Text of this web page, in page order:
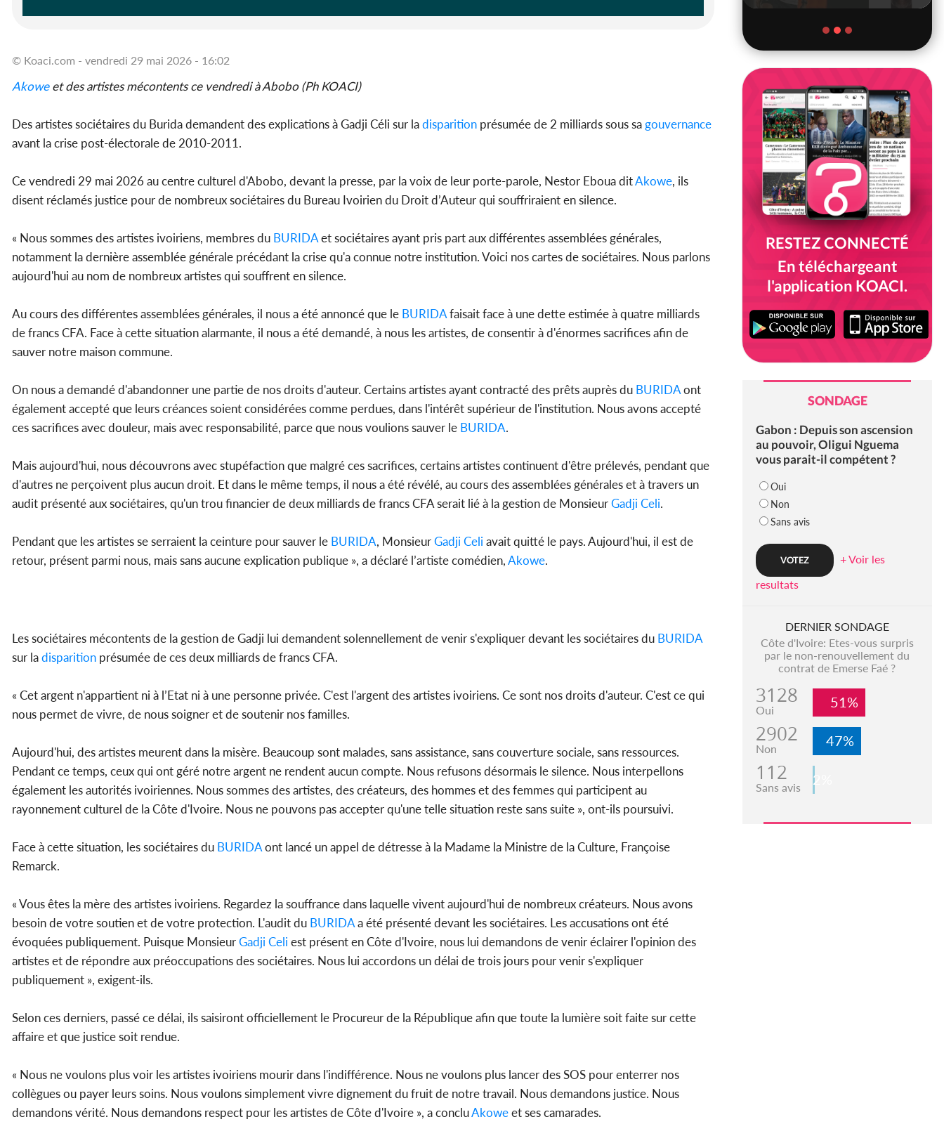
© Koaci.com - vendredi 29 mai 2026 - 16:02
Akoweet des artistes mécontents ce vendredi à Abobo (Ph KOACI)
Des artistes sociétaires du Burida demandent des explications à Gadji Céli sur ladisparition présumée de 2 milliards sous sagouvernance
avant la crise post-électorale de 2010-2011.
Ce vendredi 29 mai 2026 au centre culturel d'Abobo, devant la presse, par la voix de leur porte-parole, Nestor Eboua ditAkowe, ils
disent réclamés justice pour de nombreux sociétaires du Bureau Ivoirien du Droit d’Auteur qui souffriraient en silence.
« Nous sommes des artistes ivoiriens, membres du BURIDAet sociétaires ayant pris part aux différentes assemblées générales,
notamment la dernière assemblée générale précédant la crise qu'a connue notre institution. Voici nos cartes de sociétaires. Nous parlons
aujourd'hui au nom de nombreux artistes qui souffrent en silence.
Au cours des différentes assemblées générales, il nous a été annoncé que le BURIDAfaisait face à une dette estimée à quatre milliards
de francs CFA. Face à cette situation alarmante, il nous a été demandé, à nous les artistes, de consentir à d'énormes sacrifices afin de
sauver notre maison commune.
On nous a demandé d'abandonner une partie de nos droits d'auteur. Certains artistes ayant contracté des prêts auprès du BURIDAont
également accepté que leurs créances soient considérées comme perdues, dans l'intérêt supérieur de l'institution. Nous avons accepté
ces sacrifices avec douleur, mais avec responsabilité, parce que nous voulions sauver le BURIDA.
Mais aujourd'hui, nous découvrons avec stupéfaction que malgré ces sacrifices, certains artistes continuent d'être prélevés, pendant que
d'autres ne perçoivent plus aucun droit. Et dans le même temps, il nous a été révélé, au cours des assemblées générales et à travers un
audit présenté aux sociétaires, qu'un trou financier de deux milliards de francs CFA serait lié à la gestion de MonsieurGadji Celi.
Pendant que les artistes se serraient la ceinture pour sauver le BURIDA, MonsieurGadji Celi avait quitté le pays. Aujourd'hui, il est de
retour, présent parmi nous, mais sans aucune explication publique », a déclaré l’artiste comédien,Akowe.
Les sociétaires mécontents de la gestion de Gadji lui demandent solennellement de venir s'expliquer devant les sociétaires du BURIDA
sur ladisparition présumée de ces deux milliards de francs CFA.
« Cet argent n'appartient ni à l’Etat ni à une personne privée. C'est l'argent des artistes ivoiriens. Ce sont nos droits d'auteur. C'est ce qui
nous permet de vivre, de nous soigner et de soutenir nos familles.
Aujourd'hui, des artistes meurent dans la misère. Beaucoup sont malades, sans assistance, sans couverture sociale, sans ressources.
Pendant ce temps, ceux qui ont géré notre argent ne rendent aucun compte. Nous refusons désormais le silence. Nous interpellons
également les autorités ivoiriennes. Nous sommes des artistes, des créateurs, des hommes et des femmes qui participent au
rayonnement culturel de la Côte d'Ivoire. Nous ne pouvons pas accepter qu'une telle situation reste sans suite », ont-ils poursuivi.
Face à cette situation, les sociétaires du BURIDAont lancé un appel de détresse à la Madame la Ministre de la Culture, Françoise
Remarck.
« Vous êtes la mère des artistes ivoiriens. Regardez la souffrance dans laquelle vivent aujourd'hui de nombreux créateurs. Nous avons
besoin de votre soutien et de votre protection. L'audit du BURIDAa été présenté devant les sociétaires. Les accusations ont été
évoquées publiquement. Puisque MonsieurGadji Celi est présent en Côte d'Ivoire, nous lui demandons de venir éclairer l'opinion des
artistes et de répondre aux préoccupations des sociétaires. Nous lui accordons un délai de trois jours pour venir s'expliquer
publiquement », exigent-ils.
Selon ces derniers, passé ce délai, ils saisiront officiellement le Procureur de la République afin que toute la lumière soit faite sur cette
affaire et que justice soit rendue.
« Nous ne voulons plus voir les artistes ivoiriens mourir dans l'indifférence. Nous ne voulons plus lancer des SOS pour enterrer nos
collègues ou payer leurs soins. Nous voulons simplement vivre dignement du fruit de notre travail. Nous demandons justice. Nous
demandons vérité. Nous demandons respect pour les artistes de Côte d'Ivoire », a concluAkoweet ses camarades.
RESTEZ CONNECTÉ
En téléchargeant
l'application KOACI.
SONDAGE
Gabon : Depuis son ascension
au pouvoir, Oligui Nguema
vous parait-il compétent ?
Oui
Non
Sans avis
+ Voir les
resultats
DERNIER SONDAGE
Côte d'Ivoire: Etes-vous surpris
par le non-renouvellement du
contrat de Emerse Faé ?
3128
Oui 51%
2902
Non 47%
112
Sans avis 2%